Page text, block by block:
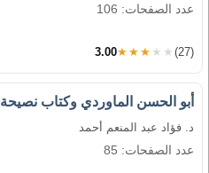
عدد الصفحات: 106
3.00★★★★★ (27)
أبو الحسن الماوردي وكتاب نصيحة
د. فؤاد عبد المنعم أحمد
عدد الصفحات: 85